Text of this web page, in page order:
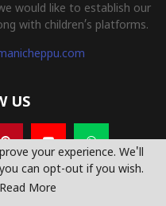
would like to establish our
with children’s platforms.
US
Powered By
your experience. We'll
can opt-out if you wish.
Read More